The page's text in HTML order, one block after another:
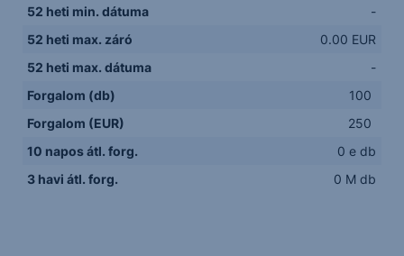
52 heti min. dátuma
-
52 heti max. záró
0.00 EUR
52 heti max. dátuma
-
Forgalom (db)
100
Forgalom (EUR)
250
10 napos átl. forg.
0 e db
3 havi átl. forg.
0 M db